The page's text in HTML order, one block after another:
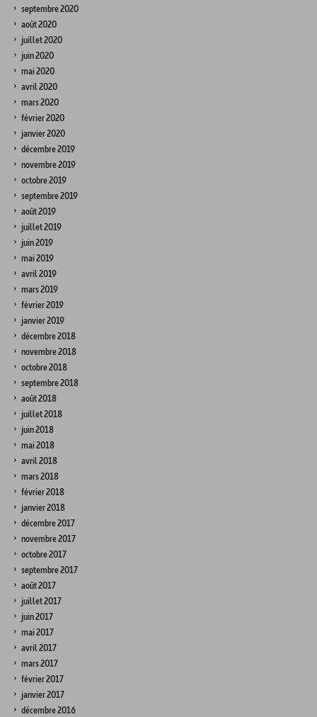
septembre 2020
août 2020
juillet 2020
juin 2020
mai 2020
avril 2020
mars 2020
février 2020
janvier 2020
décembre 2019
novembre 2019
octobre 2019
septembre 2019
août 2019
juillet 2019
juin 2019
mai 2019
avril 2019
mars 2019
février 2019
janvier 2019
décembre 2018
novembre 2018
octobre 2018
septembre 2018
août 2018
juillet 2018
juin 2018
mai 2018
avril 2018
mars 2018
février 2018
janvier 2018
décembre 2017
novembre 2017
octobre 2017
septembre 2017
août 2017
juillet 2017
juin 2017
mai 2017
avril 2017
mars 2017
février 2017
janvier 2017
décembre 2016